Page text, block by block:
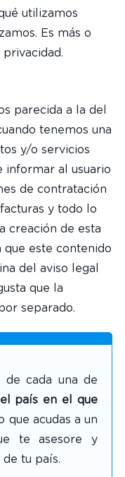
utilizamos
Es más o
parecida a la del
tenemos una
y/o servicios
informar al usuario
de contratación
y todo lo
creación de esta
que este contenido
del aviso legal
que la
separado.
de cada una de
país en el que
que acudas a un
te asesore y
tu país.